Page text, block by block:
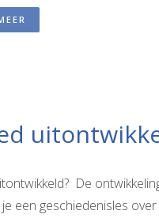
De
een geschiedenisles